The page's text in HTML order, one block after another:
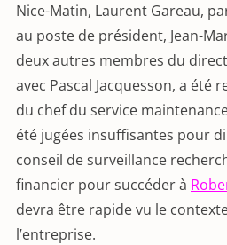
Nice-Matin, Laurent Gareau,
au poste de président, Jean-
deux autres membres du
avec Pascal Jacquesson, a été
du chef du service
été jugées insuffisantes pour
conseil de surveillance
financier pour succéder à
devra être rapide vu le
l’entreprise.